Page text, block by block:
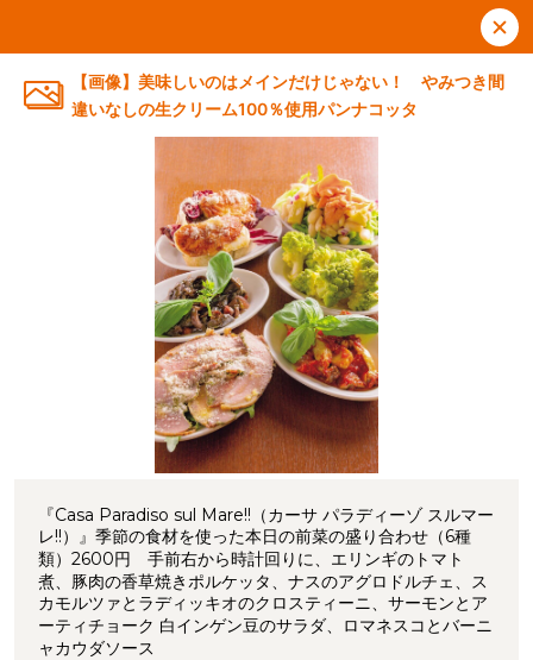
【画像】美味しいのはメインだけじゃない！ やみつき間
違いなしの生クリーム100％使用パンナコッタ
『Casa Paradiso sul Mare!!（カーサ パラディーゾ スルマー
レ!!）』季節の食材を使った本日の前菜の盛り合わせ（6種
類）2600円 手前右から時計回りに、エリンギのトマト
煮、豚肉の香草焼きポルケッタ、ナスのアグロドルチェ、ス
カモルツァとラディッキオのクロスティーニ、サーモンとア
ーティチョーク 白インゲン豆のサラダ、ロマネスコとバーニ
ャカウダソース